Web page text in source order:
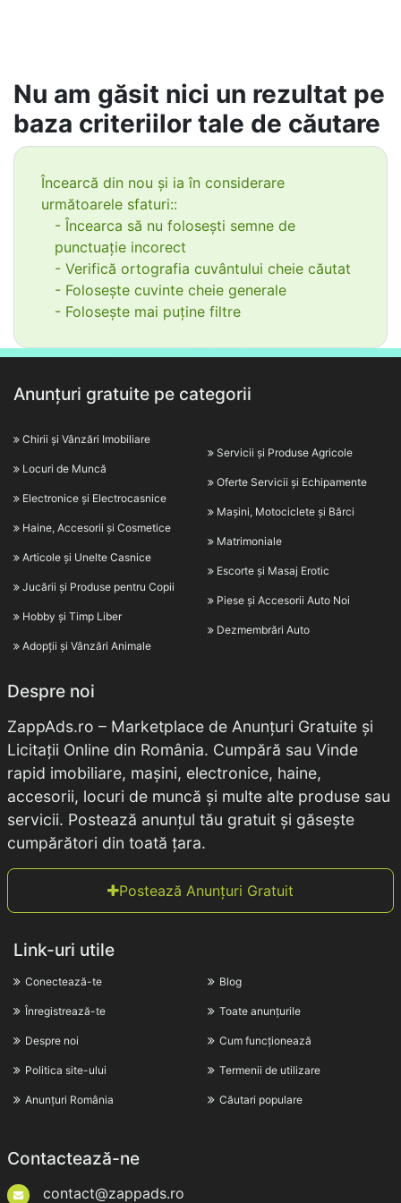
Nu am găsit nici un rezultat pe
baza criteriilor tale de căutare
Încearcă din nou și ia în considerare
următoarele sfaturi::
- Încearca să nu folosești semne de
punctuație incorect
- Verifică ortografia cuvântului cheie căutat
- Folosește cuvinte cheie generale
- Folosește mai puține filtre
Anunțuri gratuite pe categorii
Chirii și Vânzări Imobiliare
Locuri de Muncă
Electronice și Electrocasnice
Haine, Accesorii și Cosmetice
Articole și Unelte Casnice
Jucării și Produse pentru Copii
Hobby și Timp Liber
Adopții și Vânzări Animale
Servicii și Produse Agricole
Oferte Servicii și Echipamente
Mașini, Motociclete și Bărci
Matrimoniale
Escorte și Masaj Erotic
Piese și Accesorii Auto Noi
Dezmembrări Auto
Despre noi
ZappAds.ro – Marketplace de Anunțuri Gratuite și
Licitații Online din România. Cumpără sau Vinde
rapid imobiliare, mașini, electronice, haine,
accesorii, locuri de muncă și multe alte produse sau
servicii. Postează anunțul tău gratuit și găsește
cumpărători din toată țara.
Postează Anunțuri Gratuit
Link-uri utile
Conectează-te
Înregistrează-te
Despre noi
Politica site-ului
Anunțuri România
Blog
Toate anunțurile
Cum funcționează
Termenii de utilizare
Căutari populare
Contactează-ne
contact@zappads.ro